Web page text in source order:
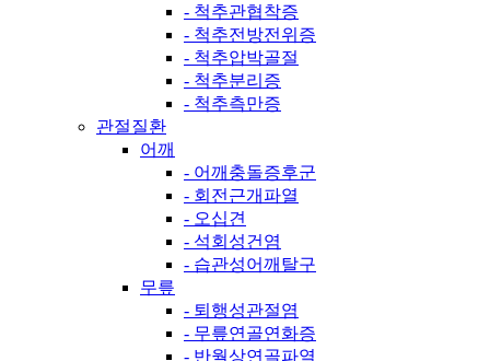
- 척추관협착증
- 척추전방전위증
- 척추압박골절
- 척추분리증
- 척추측만증
관절질환
어깨
- 어깨충돌증후군
- 회전근개파열
- 오십견
- 석회성건염
- 습관성어깨탈구
무릎
- 퇴행성관절염
- 무릎연골연화증
- 반월상연골파열